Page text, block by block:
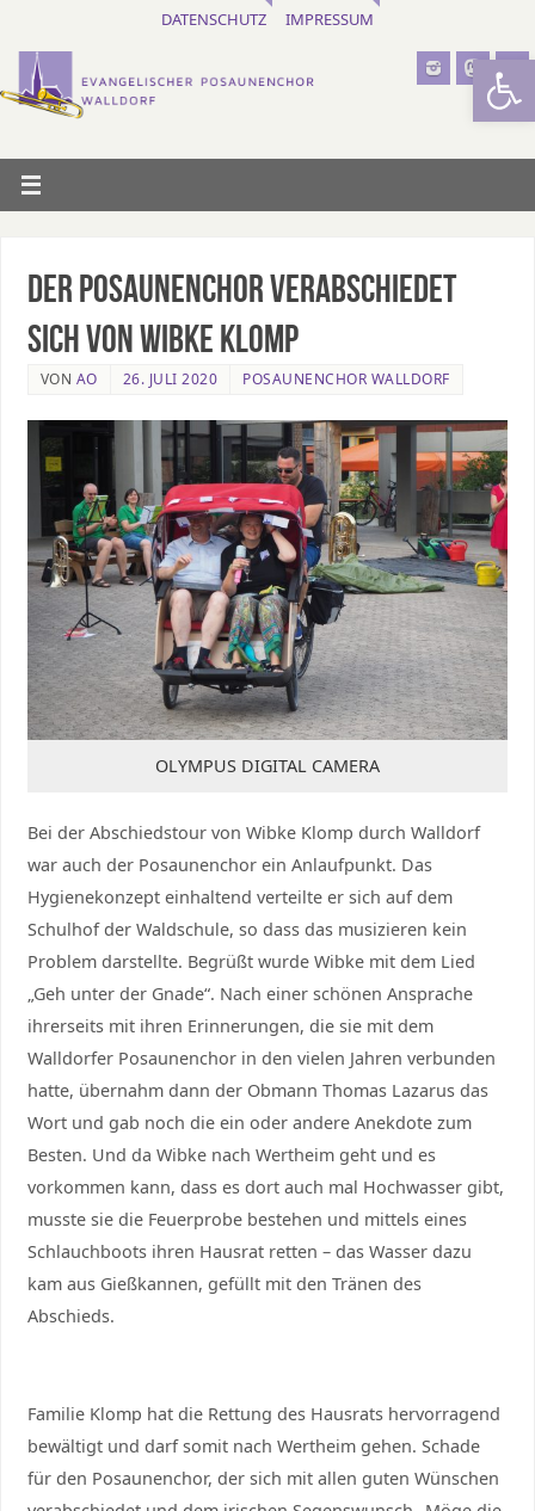
DATENSCHUTZ IMPRESSUM
Der Posaunenchor verabschiedet
sich von Wibke Klomp
VON AO 26. JULI 2020 POSAUNENCHOR WALLDORF
OLYMPUS DIGITAL CAMERA
Bei der Abschiedstour von Wibke Klomp durch Walldorf
war auch der Posaunenchor ein Anlaufpunkt. Das
Hygienekonzept einhaltend verteilte er sich auf dem
Schulhof der Waldschule, so dass das musizieren kein
Problem darstellte. Begrüßt wurde Wibke mit dem Lied
„Geh unter der Gnade“. Nach einer schönen Ansprache
ihrerseits mit ihren Erinnerungen, die sie mit dem
Walldorfer Posaunenchor in den vielen Jahren verbunden
hatte, übernahm dann der Obmann Thomas Lazarus das
Wort und gab noch die ein oder andere Anekdote zum
Besten. Und da Wibke nach Wertheim geht und es
vorkommen kann, dass es dort auch mal Hochwasser gibt,
musste sie die Feuerprobe bestehen und mittels eines
Schlauchboots ihren Hausrat retten – das Wasser dazu
kam aus Gießkannen, gefüllt mit den Tränen des
Abschieds.
Familie Klomp hat die Rettung des Hausrats hervorragend
bewältigt und darf somit nach Wertheim gehen. Schade
für den Posaunenchor, der sich mit allen guten Wünschen